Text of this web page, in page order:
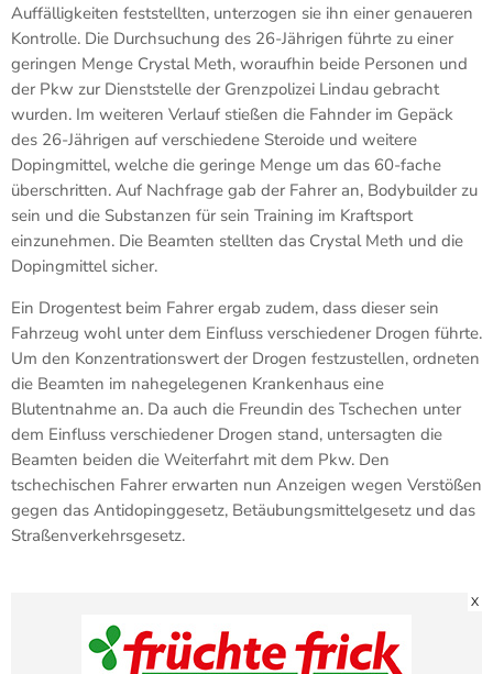
Auffälligkeiten feststellten, unterzogen sie ihn einer genaueren
Kontrolle. Die Durchsuchung des 26-Jährigen führte zu einer
geringen Menge Crystal Meth, woraufhin beide Personen und
der Pkw zur Dienststelle der Grenzpolizei Lindau gebracht
wurden. Im weiteren Verlauf stießen die Fahnder im Gepäck
des 26-Jährigen auf verschiedene Steroide und weitere
Dopingmittel, welche die geringe Menge um das 60-fache
überschritten. Auf Nachfrage gab der Fahrer an, Bodybuilder zu
sein und die Substanzen für sein Training im Kraftsport
einzunehmen. Die Beamten stellten das Crystal Meth und die
Dopingmittel sicher.
Ein Drogentest beim Fahrer ergab zudem, dass dieser sein
Fahrzeug wohl unter dem Einfluss verschiedener Drogen führte.
Um den Konzentrationswert der Drogen festzustellen, ordneten
die Beamten im nahegelegenen Krankenhaus eine
Blutentnahme an. Da auch die Freundin des Tschechen unter
dem Einfluss verschiedener Drogen stand, untersagten die
Beamten beiden die Weiterfahrt mit dem Pkw. Den
tschechischen Fahrer erwarten nun Anzeigen wegen Verstößen
gegen das Antidopinggesetz, Betäubungsmittelgesetz und das
Straßenverkehrsgesetz.
X